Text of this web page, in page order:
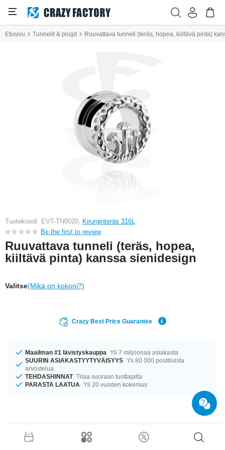
Etusivu Tunnelit & plugit Ruuvattava tunneli (teräs, hopea, kiiltävä pinta)
Tuotekoodi: EVT-TN0020, Kirurginteräs 316L
Be the first to review
Ruuvattava tunneli (teräs, hopea,
kiiltävä pinta) kanssa sienidesign
Valitse(Mikä on kokoni?)
Crazy Best Price Guarantee
Maailman #1 lävistyskauppa Yli 7 miljoonaa asiakasta
SUURIN ASIAKASTYYTYVÄISYYS Yli 80 000 positiivista
arvostelua
TEHDASHINNAT Tilaa suoraan tuottajalta
PARASTA LAATUA Yli 20 vuoden kokemus
Tuotetiedot